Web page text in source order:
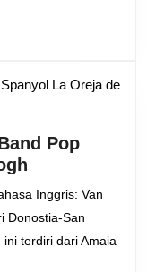
Pop
Usul
Bentuknya
Grup
Band
Inggris: Van
Donostia-San
terdiri dari Amaia